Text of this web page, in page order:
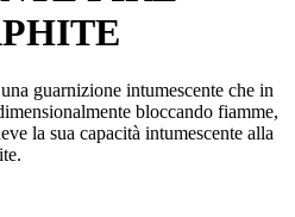
guarnizione intumescente che in
bloccando fiamme,
la sua capacità intumescente alla